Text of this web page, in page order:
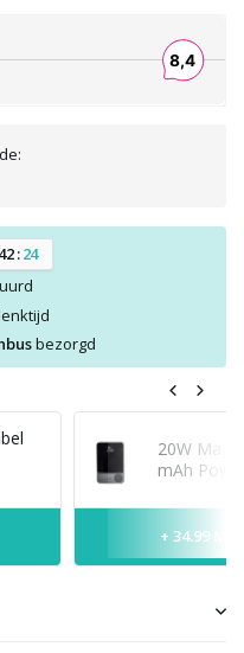
42:23
bezorgd
20W
mAh
+ 34.99